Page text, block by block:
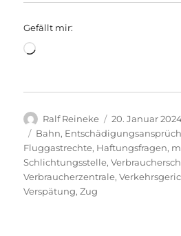
Gefällt mir:
Wird
Autor
Ralf Reineke
Veröffentlicht
am
20. Januar
Schlagwörter
Bahn,
Fluggastrechte, Haftungsfragen,
Schlichtungsstelle,
Verbraucherzentrale,
Verspätung,Zug